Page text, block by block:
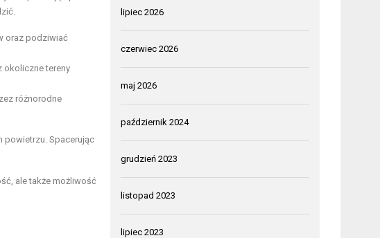
oraz podziwiać
okoliczne tereny
różnorodne
powietrzu. Spacerując
ale także możliwość
lipiec 2026
czerwiec 2026
maj 2026
październik 2024
grudzień 2023
listopad 2023
lipiec 2023